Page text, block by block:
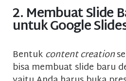
2. Membuat Slide
untuk Google
Bentukcontent creation
bisa membuat slide baru